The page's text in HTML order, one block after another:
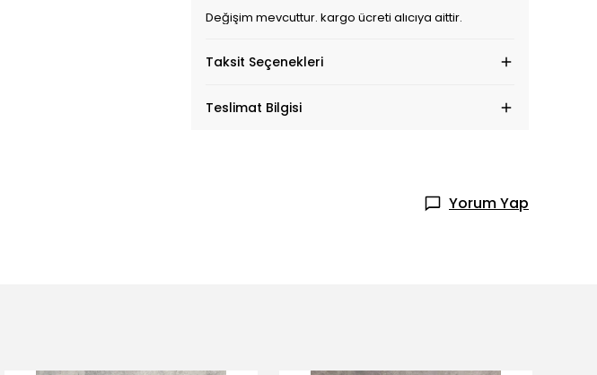
Değişim mevcuttur. kargo ücreti alıcıya aittir.
Taksit Seçenekleri
Teslimat Bilgisi
Yorum Yap